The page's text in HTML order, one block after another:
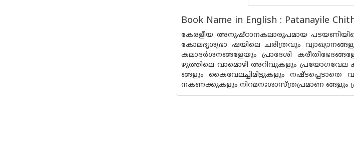
Book Name in English : Patanayile
കേരളീയ അനുഷ്‌ഠാനകലാരൂപമായ പടയണിയിലെ
കോലദൃശ്യഭാ ഷയിലെ ചരിത്രവും
കലാദർശനങ്ങളേയും പ്രാദേശി
ഴുത്തിലെ വാമൊഴി അറിവുകളും പ്രയോഗവേല
ങ്ങളും കൈവേലച്ചിമിട്ടുകളും
നകണക്കുകളും നിറമനഃശാസ്ത്രപ്രമാണ ങ്ങളും